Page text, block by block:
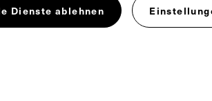
Dienste ablehnen